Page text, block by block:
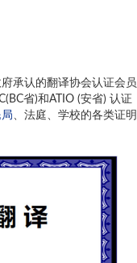
承认的翻译协会认证会员
省)和ATIO (安省) 认证
、法庭、学校的各类证明